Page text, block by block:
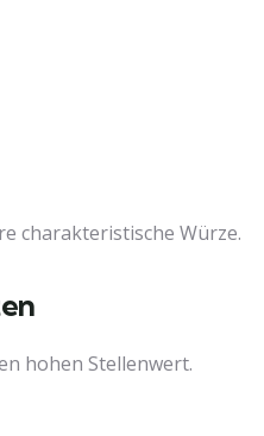
charakteristische Würze.
hohen Stellenwert.